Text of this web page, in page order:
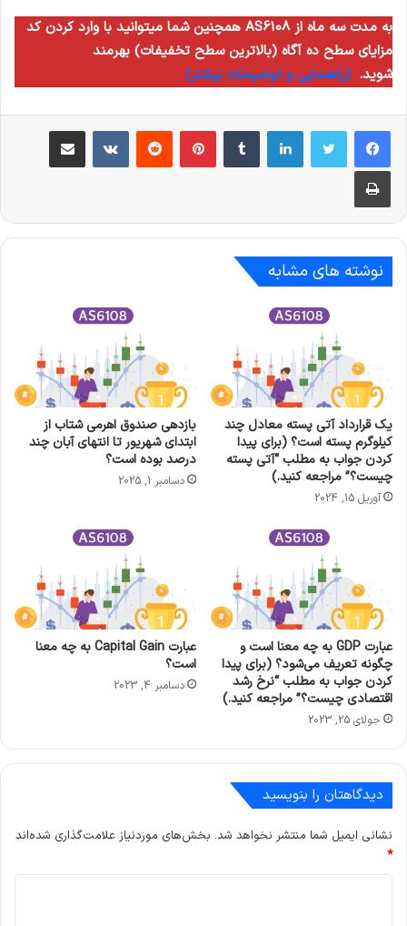
همچنین شما میتوانید با وارد کردن کد AS6108 به مدت سه ماه از
مزایای سطح ده آگاه (بالاترین سطح تخفیفات) بهرمند
شوید. (راهنمایی و توضیحات بیشتر)
لینکدین ‫تامبلر ‫پین‌ترست‫رددیت ‫VKontakteاشتراک گذاری از طریق ایمیل
چاپ
نوشته های مشابه
یک قرارداد آتی پسته معادل چند
کیلوگرم پسته است؟ (برای پیدا
کردن جواب به مطلب “آتی پسته
چیست؟” مراجعه کنید.)
آوریل 15, 2024
بازدهی صندوق اهرمی شتاب از
ابتدای شهریور تا انتهای آبان چند
درصد بوده است؟
دسامبر 1, 2025
عبارت GDP به چه معنا است و
چگونه تعریف می‌شود؟ (برای پیدا
کردن جواب به مطلب “نرخ رشد
اقتصادی چیست؟” مراجعه کنید.)
جولای 25, 2023
عبارت Capital Gain به چه معنا
است؟
دسامبر 4, 2023
دیدگاهتان را بنویسید
نشانی ایمیل شما منتشر نخواهد شد. بخش‌های موردنیاز علامت‌گذاری شده‌اند
*